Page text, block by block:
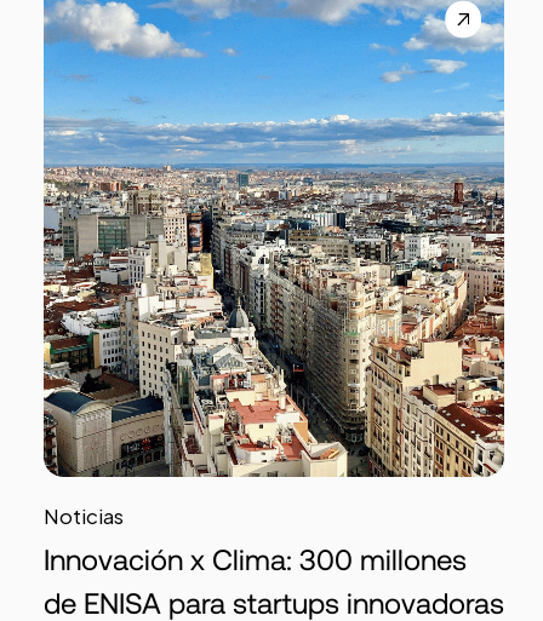
Noticias
Innovación x Clima: 300 millones
de ENISA para startups innovadoras